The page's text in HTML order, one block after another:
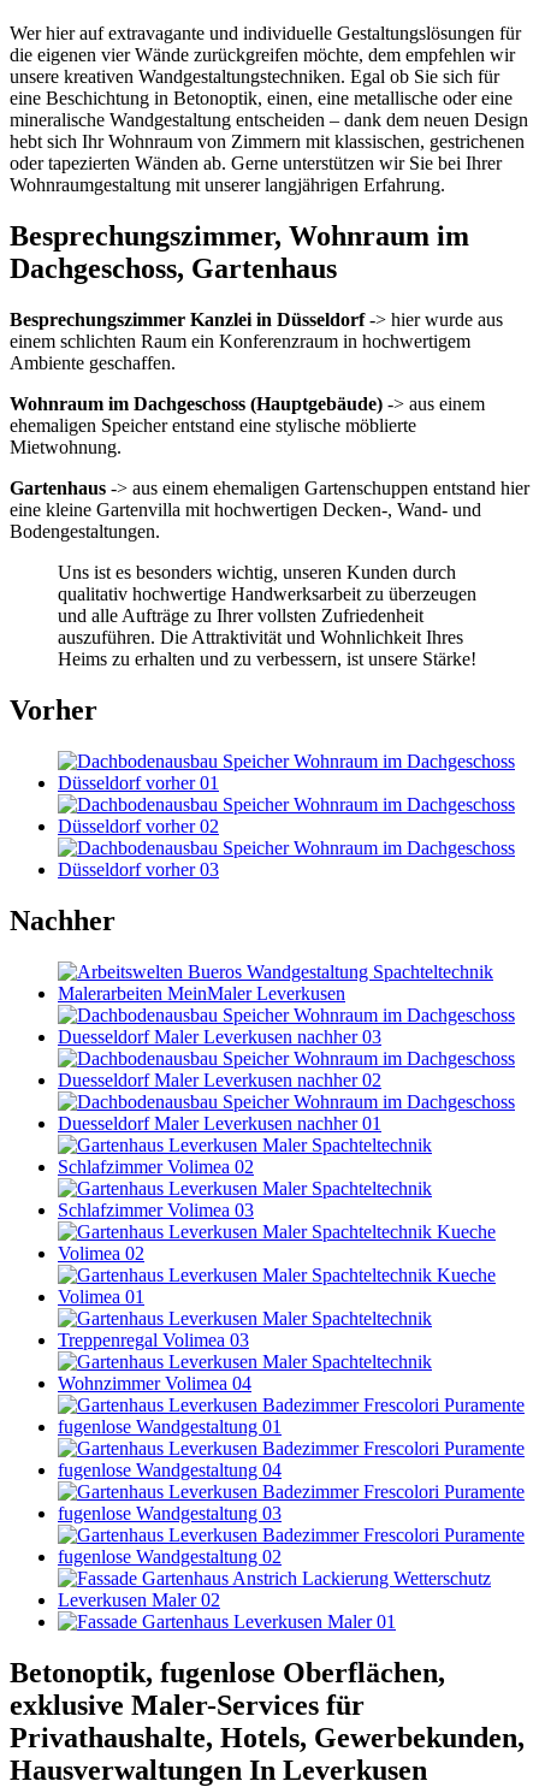
Wer hier auf extravagante und individuelle Gestaltungslösungen für
die eigenen vier Wände zurückgreifen möchte, dem empfehlen wir
unsere kreativen Wandgestaltungstechniken. Egal ob Sie sich für
eine Beschichtung in Betonoptik, einen, eine metallische oder eine
mineralische Wandgestaltung entscheiden – dank dem neuen Design
hebt sich Ihr Wohnraum von Zimmern mit klassischen, gestrichenen
oder tapezierten Wänden ab. Gerne unterstützen wir Sie bei Ihrer
Wohnraumgestaltung mit unserer langjährigen Erfahrung.
Besprechungszimmer, Wohnraum im
Dachgeschoss, Gartenhaus
Besprechungszimmer Kanzlei in Düsseldorf-> hier wurde aus
einem schlichten Raum ein Konferenzraum in hochwertigem
Ambiente geschaffen.
Wohnraum im Dachgeschoss (Hauptgebäude) -> aus einem
ehemaligen Speicher entstand eine stylische möblierte
Mietwohnung.
Gartenhaus -> aus einem ehemaligen Gartenschuppen entstand hier
eine kleine Gartenvilla mit hochwertigen Decken-, Wand- und
Bodengestaltungen.
Uns ist es besonders wichtig, unseren Kunden durch
qualitativ hochwertige Handwerksarbeit zu überzeugen
und alle Aufträge zu Ihrer vollsten Zufriedenheit
auszuführen. Die Attraktivität und Wohnlichkeit Ihres
Heims zu erhalten und zu verbessern, ist unsere Stärke!
Vorher
Nachher
Betonoptik, fugenlose Oberflächen,
exklusive Maler-Services für
Privathaushalte, Hotels, Gewerbekunden,
Hausverwaltungen In Leverkusen